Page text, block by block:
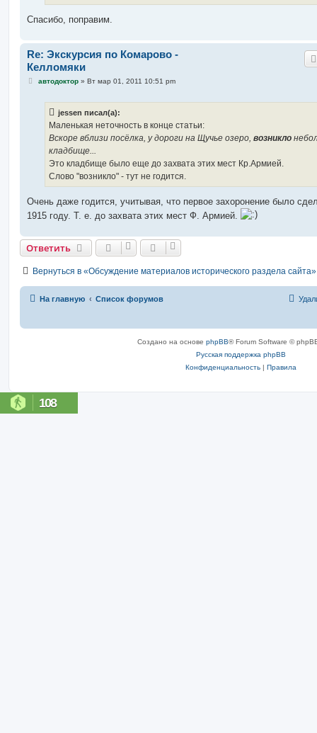
Спасибо, поправим.
Re: Экскурсия по Комарово -
Келломяки
Савтодоктор» Вт мар 01, 2011 10:51 pm
jessen писал(а):
Маленькая неточность в конце статьи:
Вскоре вблизи посёлка, у дороги на Щучье озеро, возникло
кладбище...
Это кладбище было еще до захвата этих мест Кр.Армией.
Слово "возникло" - тут не годится.
Очень даже годится, учитывая, что первое захоронение было
1915 году. Т. е. до захвата этих мест Ф. Армией.
Ответить
Вернуться в «Обсуждение материалов исторического раздела сайта»
На главную Список форумов
Создано на основе phpBB® Forum Software ©
Русская поддержка phpBB
Конфиденциальность
Правила
108